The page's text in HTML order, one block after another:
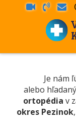
Je nám
alebo
ortopédia v
okres Pezinok,